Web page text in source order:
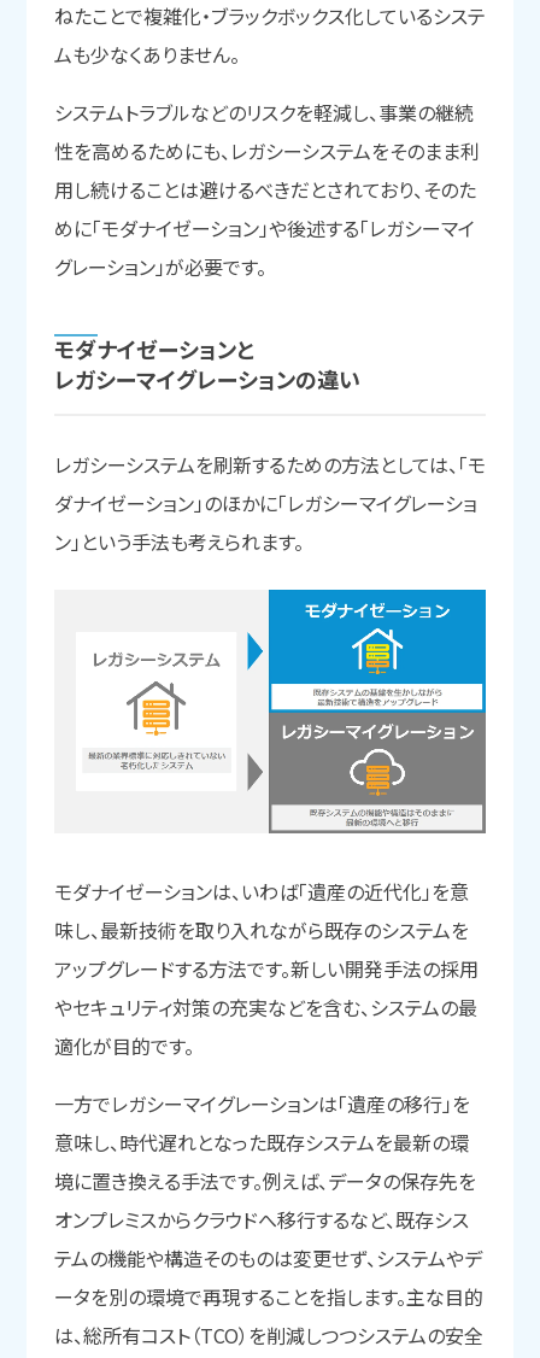
ねたことで複雑化・ブラックボックス化しているシステ
ムも少なくありません。
システムトラブルなどのリスクを軽減し、事業の継続
性を高めるためにも、レガシーシステムをそのまま利
用し続けることは避けるべきだとされており、そのた
めに「モダナイゼーション」や後述する「レガシーマイ
グレーション」が必要です。
モダナイゼーションと
レガシーマイグレーションの違い
レガシーシステムを刷新するための方法としては、「モ
ダナイゼーション」のほかに「レガシーマイグレーショ
ン」という手法も考えられます。
モダナイゼーションは、いわば「遺産の近代化」を意
味し、最新技術を取り入れながら既存のシステムを
アップグレードする方法です。新しい開発手法の採用
やセキュリティ対策の充実などを含む、システムの最
適化が目的です。
一方でレガシーマイグレーションは「遺産の移行」を
意味し、時代遅れとなった既存システムを最新の環
境に置き換える手法です。例えば、データの保存先を
オンプレミスからクラウドへ移行するなど、既存シス
テムの機能や構造そのものは変更せず、システムやデ
ータを別の環境で再現することを指します。主な目的
は、総所有コスト（TCO）を削減しつつシステムの安全